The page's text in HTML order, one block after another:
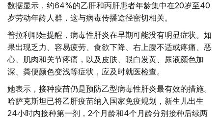
数据显示，约64%的乙肝和丙肝患者年龄集中在20岁至40
岁劳动年龄人群，这与病毒传播途径密切相关。
普拉利耶娃提醒，病毒性肝炎在早期可能没有明显症状。如
果出现乏力、容易疲劳、食欲下降、右上腹不适或疼痛、恶
心、肌肉和关节疼痛，以及皮肤、眼白发黄、尿液颜色加
深、粪便颜色变浅等症状，应及时就医检查。
她表示，接种疫苗仍是预防乙型病毒性肝炎最有效的措施。
哈萨克斯坦已将乙肝疫苗纳入国家免疫规划，新生儿出生
24小时内接种第一剂，2个月龄和4个月龄分别接种后续两